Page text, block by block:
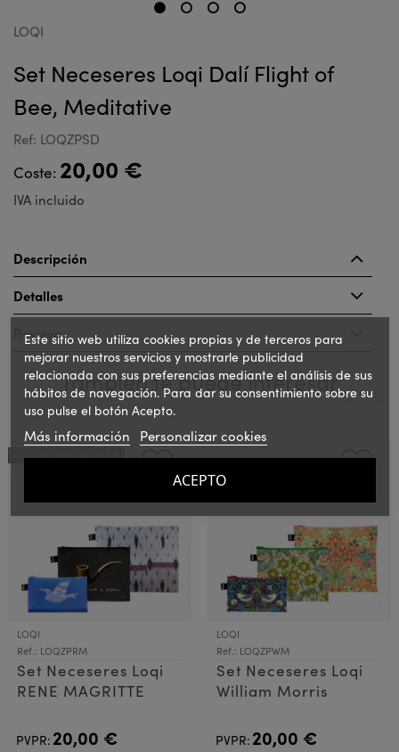
LOQI
Set Neceseres Loqi Dalí Flight of
Bee, Meditative
Ref: LOQZPSD
Coste: 20,00 €
IVA incluido
Descripción
Detalles
Reviews
También te puede interesar
LOQI
Ref.: LOQZPRM
Set Neceseres Loqi
RENE MAGRITTE
PVPR: 20,00 €
LOQI
Ref.: LOQZPWM
Set Neceseres Loqi
William Morris
PVPR: 20,00 €
Este sitio web utiliza cookies propias y de terceros para
mejorar nuestros servicios y mostrarle publicidad
relacionada con sus preferencias mediante el análisis de sus
hábitos de navegación. Para dar su consentimiento sobre su
uso pulse el botón Acepto.
Más información Personalizar cookies
ACEPTO